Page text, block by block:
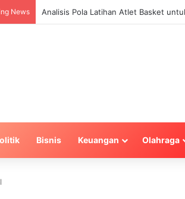
News Analisis Pola Latihan Atlet Basket
Bisnis Keuangan Olahraga